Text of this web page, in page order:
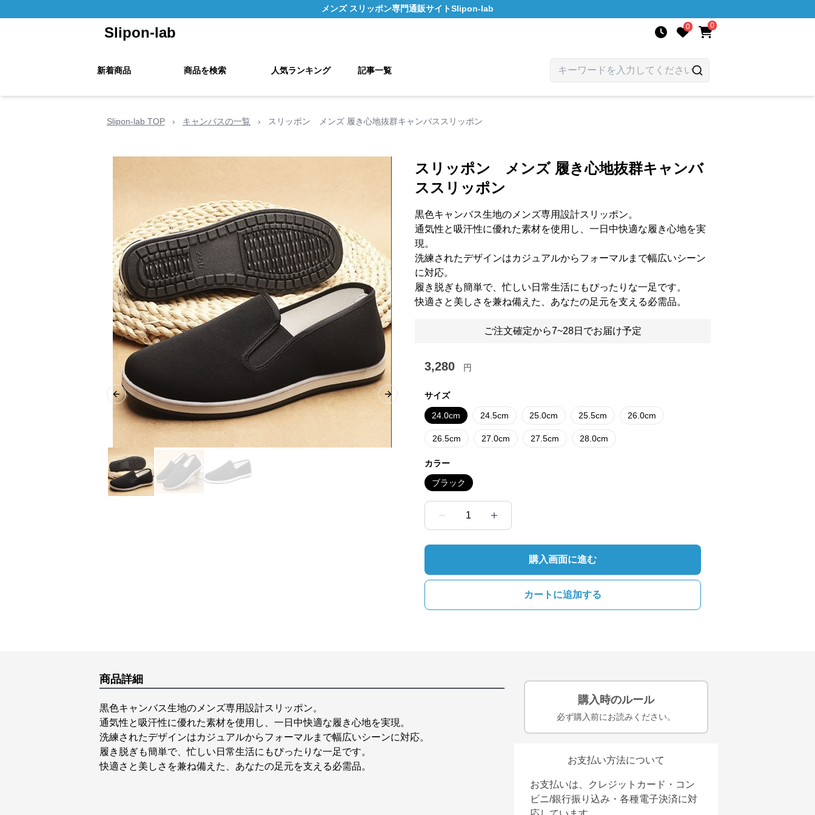
メンズ スリッポン専門通販サイトSlipon-lab
Slipon-lab 0 0
新着商品 商品を検索 人気ランキング 記事一覧
Slipon-lab TOP › キャンバスの一覧 › スリッポン メンズ 履き心地抜群キャンバススリッポン
Previous slide Next slide
スリッポン メンズ 履き心地抜群キャンバ
ススリッポン
黒色キャンバス生地のメンズ専用設計スリッポン。
通気性と吸汗性に優れた素材を使用し、一日中快適な履き心地を実
現。
洗練されたデザインはカジュアルからフォーマルまで幅広いシーン
に対応。
履き脱ぎも簡単で、忙しい日常生活にもぴったりな一足です。
快適さと美しさを兼ね備えた、あなたの足元を支える必需品。
ご注文確定から7~28日でお届け予定
3,280 円
サイズ
24.0cm 24.5cm 25.0cm 25.5cm 26.0cm
26.5cm 27.0cm 27.5cm 28.0cm
カラー
ブラック
1
購入画面に進む
カートに追加する
商品詳細
黒色キャンバス生地のメンズ専用設計スリッポン。
通気性と吸汗性に優れた素材を使用し、一日中快適な履き心地を実現。
洗練されたデザインはカジュアルからフォーマルまで幅広いシーンに対応。
履き脱ぎも簡単で、忙しい日常生活にもぴったりな一足です。
快適さと美しさを兼ね備えた、あなたの足元を支える必需品。
購入時のルール
必ず購入前にお読みください。
お支払い方法について
お支払いは、クレジットカード・コン
ビニ/銀行振り込み・各種電子決済に対